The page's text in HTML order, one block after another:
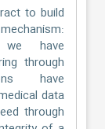
to build
we have
through
have
data
through